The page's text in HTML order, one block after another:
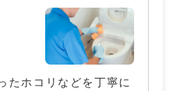
たホコリなどを丁寧に